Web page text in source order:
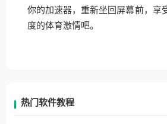
你的加速器，重新坐回屏幕前，享
度的体育激情吧。
热门软件教程